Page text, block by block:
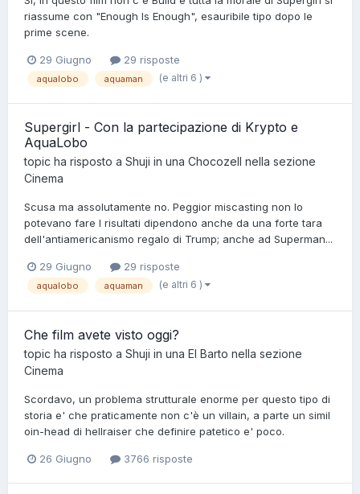
riassume con "Enough Is Enough", esauribile tipo dopo le
prime scene.
29 Giugno 29 risposte
aqualobo aquaman (e altri 6 )
Supergirl - Con la partecipazione di Krypto e
AquaLobo
topic ha risposto a Shuji in una Chocozell nella sezione
Cinema
Scusa ma assolutamente no. Peggior miscasting non lo
potevano fare I risultati dipendono anche da una forte tara
dell'antiamericanismo regalo di Trump; anche ad Superman...
29 Giugno 29 risposte
aqualobo aquaman (e altri 6 )
Che film avete visto oggi?
topic ha risposto a Shuji in una El Barto nella sezione
Cinema
Scordavo, un problema strutturale enorme per questo tipo di
storia e' che praticamente non c'è un villain, a parte un simil
oin-head di hellraiser che definire patetico e' poco.
26 Giugno 3766 risposte